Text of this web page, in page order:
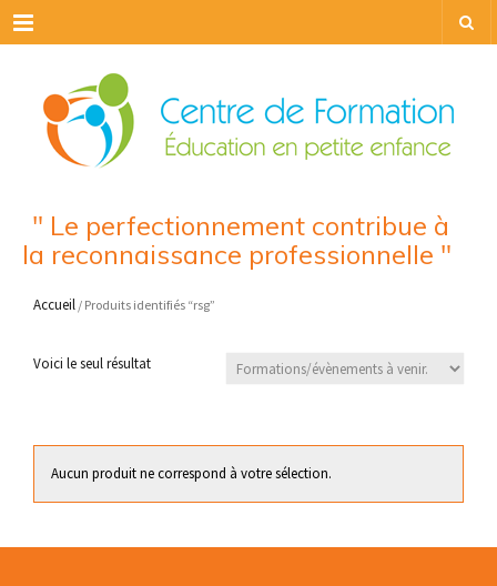
Menu
" Le perfectionnement contribue à
la reconnaissance professionnelle "
Accueil / Produits identifiés “rsg”
Voici le seul résultat
Aucun produit ne correspond à votre sélection.